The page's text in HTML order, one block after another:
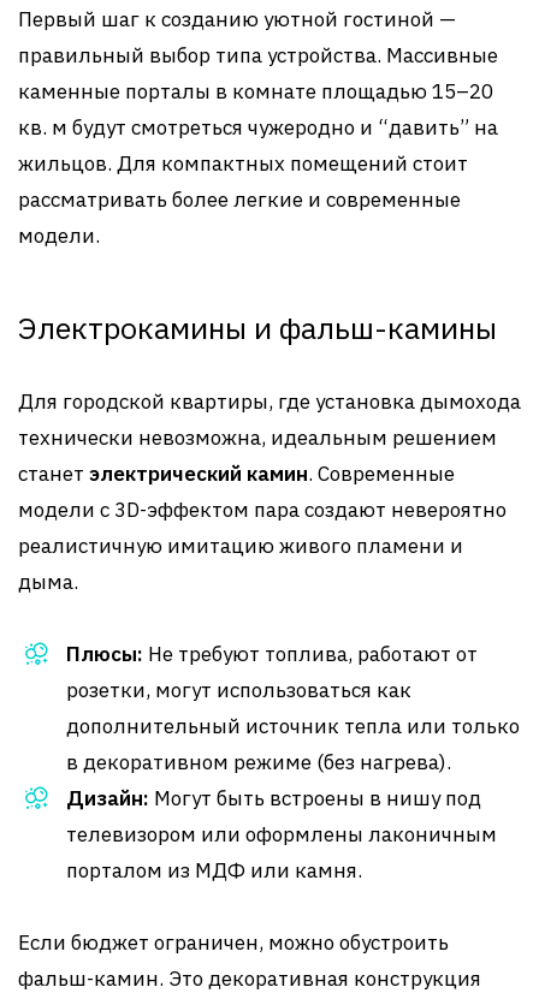
Первый шаг к созданию уютной гостиной —
правильный выбор типа устройства. Массивные
каменные порталы в комнате площадью 15–20
кв. м будут смотреться чужеродно и “давить” на
жильцов. Для компактных помещений стоит
рассматривать более легкие и современные
модели.
Электрокамины и фальш-камины
Для городской квартиры, где установка дымохода
технически невозможна, идеальным решением
станет электрический камин. Современные
модели с 3D-эффектом пара создают невероятно
реалистичную имитацию живого пламени и
дыма.
Плюсы: Не требуют топлива, работают от
розетки, могут использоваться как
дополнительный источник тепла или только
в декоративном режиме (без нагрева).
Дизайн: Могут быть встроены в нишу под
телевизором или оформлены лаконичным
порталом из МДФ или камня.
Если бюджет ограничен, можно обустроить
фальш-камин. Это декоративная конструкция